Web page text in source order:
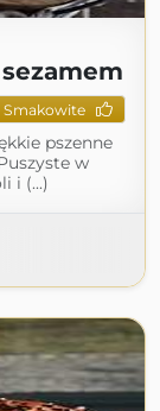
Smakowite
pszenne
w
i (...)